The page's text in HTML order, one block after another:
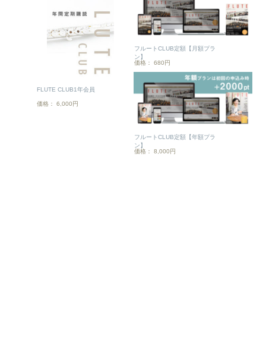
FLUTE CLUB1年会員
価格： 6,000円
フルートCLUB定額【月額プラ
ン】
価格： 680円
フルートCLUB定額【年額プラ
ン】
価格： 8,000円